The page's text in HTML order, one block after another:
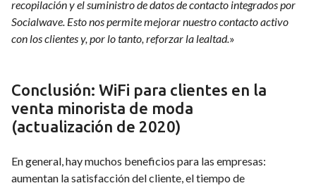
recopilación y el suministro de datos de contacto integrados por
Socialwave. Esto nos permite mejorar nuestro contacto activo
con los clientes y, por lo tanto, reforzar la lealtad.»
Conclusión: WiFi para clientes en la
venta minorista de moda
(actualización de 2020)
En general, hay muchos beneficios para las empresas:
aumentan la satisfacción del cliente, el tiempo de